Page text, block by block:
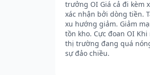
trưởng OI Giá cả đi kèm
xác nhận bởi dòng tiền.
xu hướng giảm. Giảm
tồn kho. Cực đoan OI
thị trường đang quá
sự đảo chiều.